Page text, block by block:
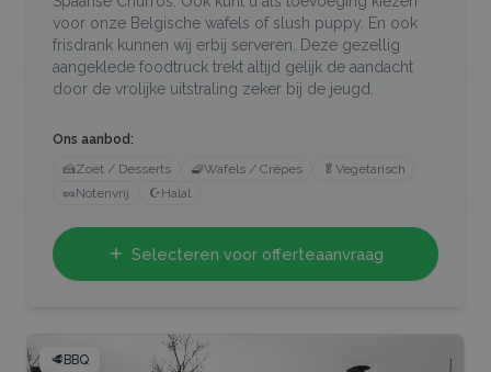
voor onze Belgische wafels of slush puppy. En ook
frisdrank kunnen wij erbij serveren. Deze gezellig
aangeklede foodtruck trekt altijd gelijk de aandacht
door de vrolijke uitstraling zeker bij de jeugd.
Ons aanbod:
🍰Zoet / Desserts 🧇Wafels / Crêpes 🥬 Vegetarisch
🥜Notenvrij ☪️ Halal
Selecteren voor offerteaanvraag
🥩BBQ